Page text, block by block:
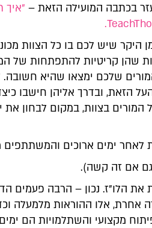
בכתבה המועילה הזאת – "איך
שיש לכם בו כל הצוות
שהן קריטיות להתפתחות של
שלכם ימצאו שהיא חשובה.
הזאת, ובדרך אליהן חישבו
בצוות, במקום לבחון את
לאחר ימים ארוכים
אם זה קשה).
את הלו"ז. נכון – הרבה פעמים
אחרת, אלו ההוראות מלמעלה
מקצועי והשתלמויות הם